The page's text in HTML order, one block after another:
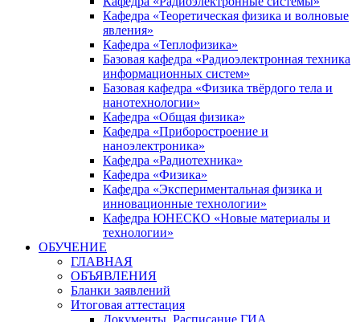
Кафедра «Теоретическая физика и волновые
явления»
Кафедра «Теплофизика»
Базовая кафедра «Радиоэлектронная техника
информационных систем»
Базовая кафедра «Физика твёрдого тела и
нанотехнологии»
Кафедра «Общая физика»
Кафедра «Приборостроение и
наноэлектроника»
Кафедра «Радиотехника»
Кафедра «Физика»
Кафедра «Экспериментальная физика и
инновационные технологии»
Кафедра ЮНЕСКО «Новые материалы и
технологии»
ОБУЧЕНИЕ
ГЛАВНАЯ
ОБЪЯВЛЕНИЯ
Бланки заявлений
Итоговая аттестация
Документы. Расписание ГИА